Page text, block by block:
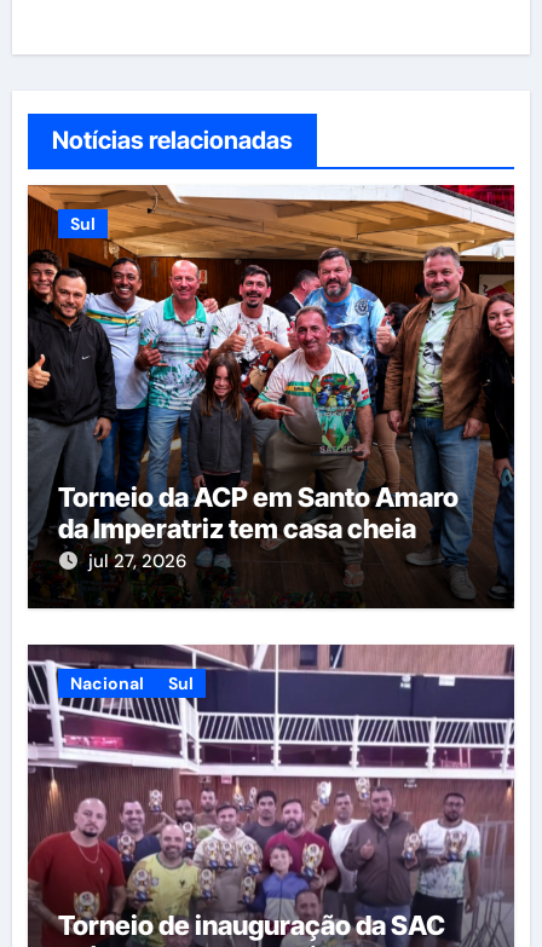
Notícias relacionadas
Sul
Torneio da ACP em Santo Amaro
da Imperatriz tem casa cheia
jul 27, 2026
Nacional Sul
Torneio de inauguração da SAC